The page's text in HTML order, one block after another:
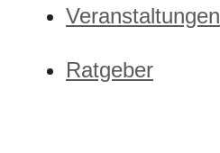
Veranstaltungen
Ratgeber